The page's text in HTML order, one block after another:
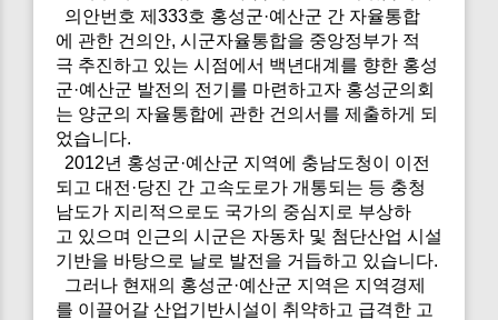
의안번호 제333호 홍성군·예산군 간 자율통합
에 관한 건의안, 시군자율통합을 중앙정부가 적
극 추진하고 있는 시점에서 백년대계를 향한 홍성
군·예산군 발전의 전기를 마련하고자 홍성군의회
는 양군의 자율통합에 관한 건의서를 제출하게 되
었습니다.
2012년 홍성군·예산군 지역에 충남도청이 이전
되고 대전·당진 간 고속도로가 개통되는 등 충청
남도가 지리적으로도 국가의 중심지로 부상하
고 있으며 인근의 시군은 자동차 및 첨단산업 시설
기반을 바탕으로 날로 발전을 거듭하고 있습니다.
그러나 현재의 홍성군·예산군 지역은 지역경제
를 이끌어갈 산업기반시설이 취약하고 급격한 고